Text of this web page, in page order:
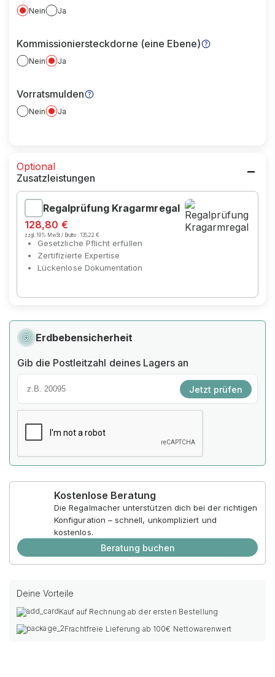
Nein Ja
Kommissioniersteckdorne (eine Ebene)
Nein Ja
Vorratsmulden
Nein Ja
Optional
Zusatzleistungen
Regalprüfung Kragarmregal
128,80 €
zzgl. 19% MwSt / Brutto :135,22 €
Gesetzliche Pflicht erfüllen
Zertifizierte Expertise
Lückenlose Dokumentation
Erdbebensicherheit
Gib die Postleitzahl deines Lagers an
Jetzt prüfen
Kostenlose Beratung
Die Regalmacher unterstützen dich bei der richtigen
Konfiguration – schnell, unkompliziert und
kostenlos.
Beratung buchen
Deine Vorteile
Kauf auf Rechnung ab der ersten Bestellung
Frachtfreie Lieferung ab 100€ Nettowarenwert